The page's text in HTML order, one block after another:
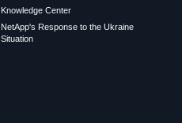
Knowledge Center
NetApp's Response to the Ukraine
Situation